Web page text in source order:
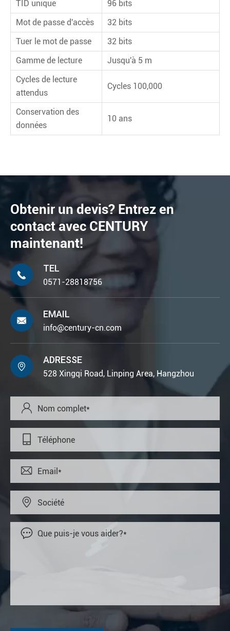
TID unique
96 bits
Mot de passe d'accès
32 bits
Tuer le mot de passe
32 bits
Gamme de lecture
Jusqu'à 5 m
Cycles de lecture
attendus
Cycles 100,000
Conservation des
données
10 ans
Obtenir un devis? Entrez en
contact avec CENTURY
maintenant!

TEL
0571-28818756

EMAIL
info@century-cn.com

ADRESSE
528 Xingqi Road, Linping Area, Hangzhou




